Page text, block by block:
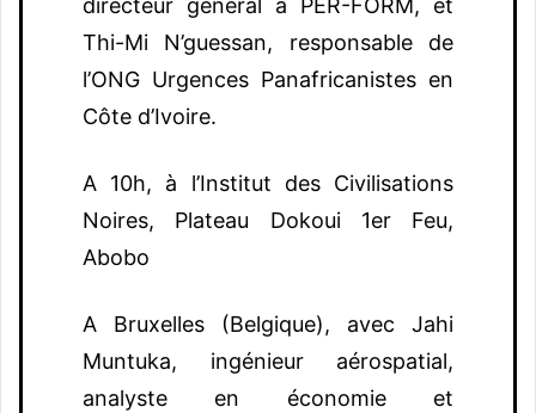
directeur général à PER-FORM, et
Thi-Mi N’guessan, responsable de
l’ONG Urgences Panafricanistes en
Côte d’Ivoire.
A 10h, à l’Institut des Civilisations
Noires, Plateau Dokoui 1er Feu,
Abobo
A Bruxelles (Belgique), avec Jahi
Muntuka, ingénieur aérospatial,
analyste en économie et